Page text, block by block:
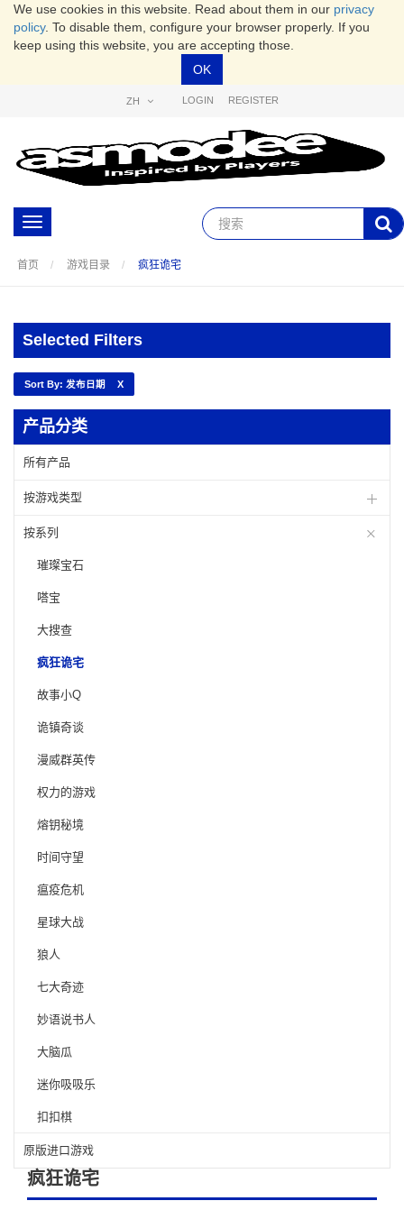
We use cookies in this website. Read about them in our privacy
policy. To disable them, configure your browser properly. If you
keep using this website, you are accepting those.
OK
ZH LOGIN REGISTER
Toggle
navigation
首页 游戏目录 疯狂诡宅
Selected Filters
Sort By: 发布日期 X
产品分类
所有产品
按游戏类型
按系列
璀璨宝石
嗒宝
大搜查
疯狂诡宅
故事小Q
诡镇奇谈
漫威群英传
权力的游戏
熔钥秘境
时间守望
瘟疫危机
星球大战
狼人
七大奇迹
妙语说书人
大脑瓜
迷你吸吸乐
扣扣棋
原版进口游戏
疯狂诡宅